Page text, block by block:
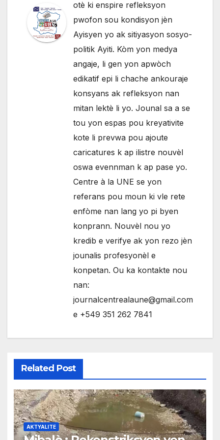
otè ki enspire refleksyon
pwofon sou kondisyon jèn
Ayisyen yo ak sitiyasyon sosyo-
politik Ayiti. Kòm yon medya
angaje, li gen yon apwòch
edikatif epi li chache ankouraje
konsyans ak refleksyon nan
mitan lektè li yo. Jounal sa a se
tou yon espas pou kreyativite
kote li prevwa pou ajoute
caricatures k ap ilistre nouvèl
oswa evennman k ap pase yo.
Centre à la UNE se yon
referans pou moun ki vle rete
enfòme nan lang yo pi byen
konprann. Nouvèl nou yo
kredib e verifye ak yon rezo jèn
jounalis profesyonèl e
konpetan. Ou ka kontakte nou
nan:
journalcentrealaune@gmail.com
e +549 351 262 7841
Related Post
AKTYALITE